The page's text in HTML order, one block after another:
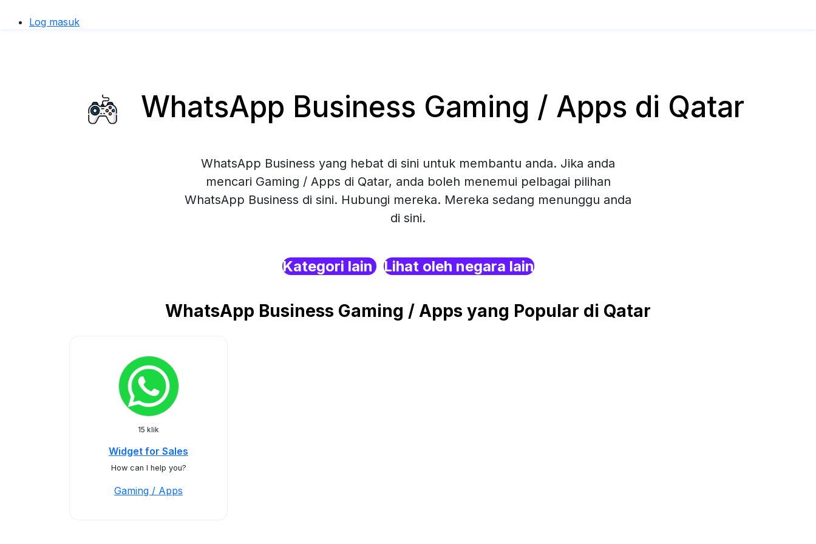
Log masuk
WhatsApp Business Gaming / Apps di Qatar
WhatsApp Business yang hebat di sini untuk membantu anda. Jika anda
mencari Gaming / Apps di Qatar, anda boleh menemui pelbagai pilihan
WhatsApp Business di sini. Hubungi mereka. Mereka sedang menunggu anda
di sini.
Kategori lain Lihat oleh negara lain
WhatsApp Business Gaming / Apps yang Popular di Qatar
15 klik
Widget for Sales
How can I help you?
Gaming / Apps